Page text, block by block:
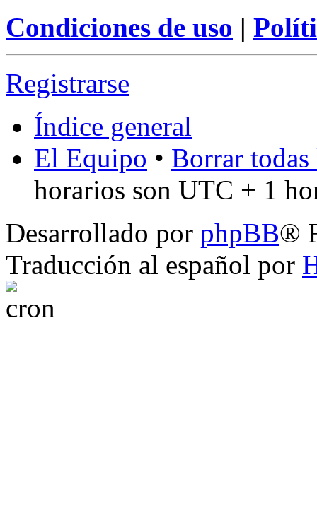
Condiciones de uso |
Registrarse
Índice general
El Equipo • Borrar
horarios son UTC + 1
Desarrollado por phpBB®
Traducción al español por